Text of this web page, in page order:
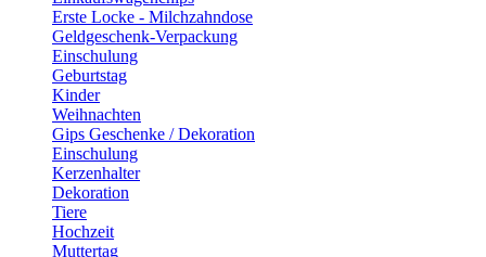
Erste Locke - Milchzahndose
Geldgeschenk-Verpackung
Einschulung
Geburtstag
Kinder
Weihnachten
Gips Geschenke / Dekoration
Einschulung
Kerzenhalter
Dekoration
Tiere
Hochzeit
Muttertag